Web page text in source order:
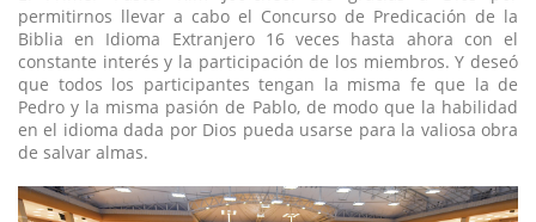
permitirnos llevar a cabo el Concurso de Predicación de la
Biblia en Idioma Extranjero 16 veces hasta ahora con el
constante interés y la participación de los miembros. Y deseó
que todos los participantes tengan la misma fe que la de
Pedro y la misma pasión de Pablo, de modo que la habilidad
en el idioma dada por Dios pueda usarse para la valiosa obra
de salvar almas.